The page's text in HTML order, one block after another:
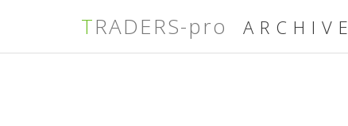
TRADERS-pro ARCHIVE